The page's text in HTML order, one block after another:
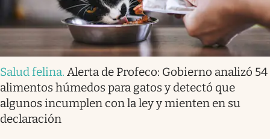
Salud felina. Alerta de Profeco: Gobierno analizó 54
alimentos húmedos para gatos y detectó que
algunos incumplen con la ley y mienten en su
declaración